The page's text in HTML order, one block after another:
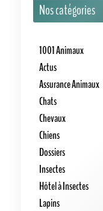
Nos catégories
1001 Animaux
Actus
Assurance Animaux
Chats
Chevaux
Chiens
Dossiers
Insectes
Hôtel à Insectes
Lapins